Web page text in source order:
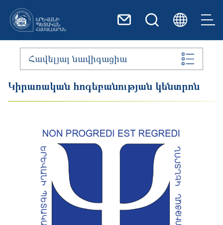
Հավելյալ նավիգացիա
Կիրառական հոգեբանության կենտրոն